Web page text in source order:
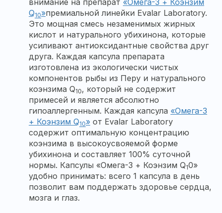
внимание на препарат «Омега-3 + Коэнзим
Q10»премиальной линейки Evalar Laboratory.
Это мощная смесь незаменимых жирных
кислот и натурального убихинона, которые
усиливают антиоксидантные свойства друг
друга. Каждая капсула препарата
изготовлена из экологически чистых
компонентов рыбы из Перу и натурального
коэнзима Q10, который не содержит
примесей и является абсолютно
гипоаллергенным. Каждая капсула «Омега-3
+ Коэнзим Q10» от Evalar Laboratory
содержит оптимальную концентрацию
коэнзима в высокоусвояемой форме
убихинона и составляет 100% суточной
нормы. Капсулы «Омега-3 + Коэнзим Q10»
удобно принимать: всего 1 капсула в день
позволит вам поддержать здоровье сердца,
мозга и глаз.